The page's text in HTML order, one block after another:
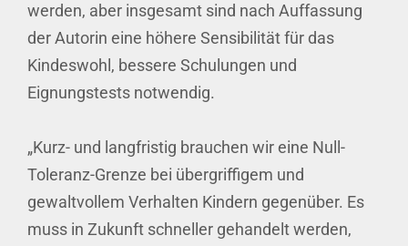
werden, aber insgesamt sind nach Auffassung
der Autorin eine höhere Sensibilität für das
Kindeswohl, bessere Schulungen und
Eignungstests notwendig.
„Kurz- und langfristig brauchen wir eine Null-
Toleranz-Grenze bei übergriffigem und
gewaltvollem Verhalten Kindern gegenüber. Es
muss in Zukunft schneller gehandelt werden,